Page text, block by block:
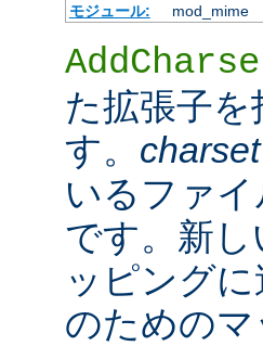
モジュール:
mod_mime
た拡張子
す。 charset
いるファ
です。新
ッピング
のための